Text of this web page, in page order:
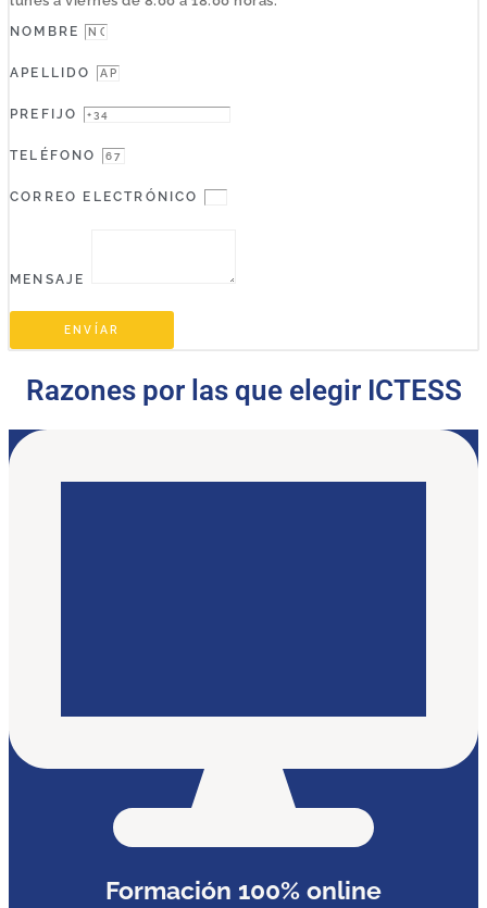
NOMBRE
APELLIDO
PREFIJO
TELÉFONO
CORREO ELECTRÓNICO
MENSAJE
ENVÍAR
Razones por las que elegir ICTESS
Formación 100% online